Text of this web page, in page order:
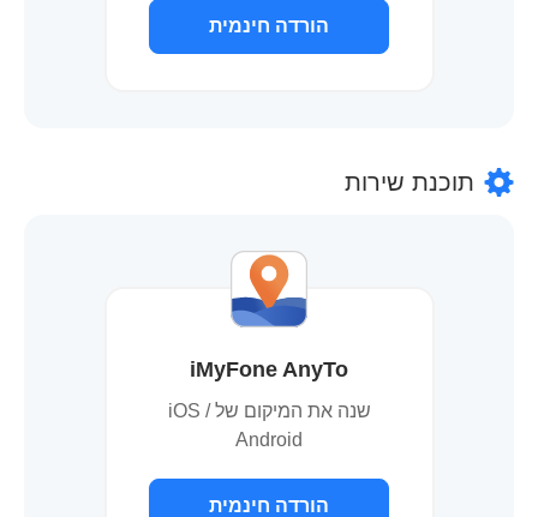
הורדה חינמית
תוכנת שירות
iMyFone AnyTo
שנה את המיקום של iOS /
Android
הורדה חינמית